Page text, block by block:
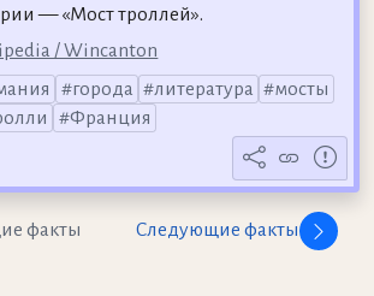
— «Мост троллей».
/ Wincanton
города литература
мосты
Франция
факты Следующие факты